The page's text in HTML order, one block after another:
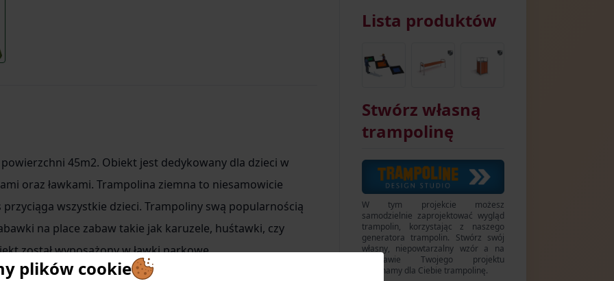
plików cookie
45m2. Obiekt jest dedykowany dla dzieci w
oraz ławkami. Trampolina ziemna to niesamowicie
wszystkie dzieci. Trampoliny swą popularnością
na place zabaw takie jak karuzele, huśtawki, czy
został wyposażony w ławki parkowe.
konsultacji projektu, prześlemy kosztorys zawierający
Lista produktów
Stwórz własną
trampolinę
W tym projekcie możesz
samodzielnie zaprojektować wygląd
trampolin, korzystając z naszego
generatora trampolin. Stwórz swój
własny, niepowtarzalny wzór a na
podstawie Twojego projektu
wykonamy dla Ciebie trampolinę.